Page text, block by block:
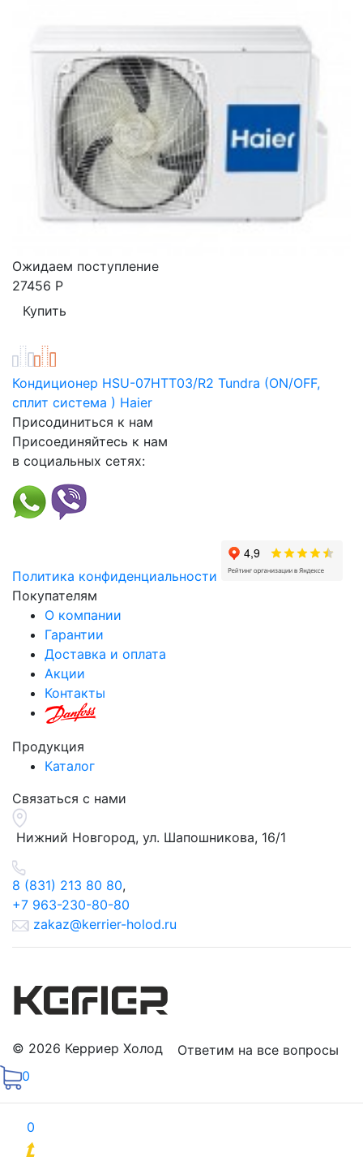
Ожидаем поступление
27456 Р
Кондиционер HSU-07HTT03/R2 Tundra (ON/OFF,
сплит система ) Haier
Присодиниться к нам
Присоединяйтесь к нам
в социальных сетях:
Политика конфиденциальности
Покупателям
О компании
Гарантии
Доставка и оплата
Акции
Контакты
Продукция
Каталог
Связаться с нами
Нижний Новгород, ул. Шапошникова, 16/1
8 (831) 213 80 80,
+7 963-230-80-80
zakaz@kerrier-holod.ru
© 2026 Керриер Холод
Ответим на все вопросы
0
0